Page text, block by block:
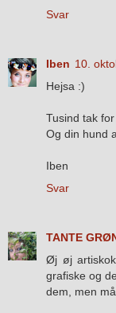
Svar
Iben 10.
Hejsa :)
Tusind tak
Og din hund
Iben
Svar
TANTE
Øj øj
grafiske og
dem, men